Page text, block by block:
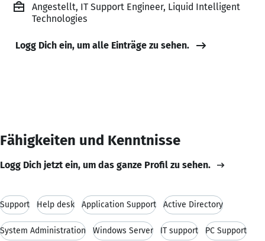
Angestellt, IT Support Engineer, Liquid Intelligent
Technologies
Logg Dich ein, um alle Einträge zu sehen.
Fähigkeiten und Kenntnisse
Logg Dich jetzt ein, um das ganze Profil zu sehen.
Support Help desk Application Support Active Directory
System Administration Windows Server IT support PC Support